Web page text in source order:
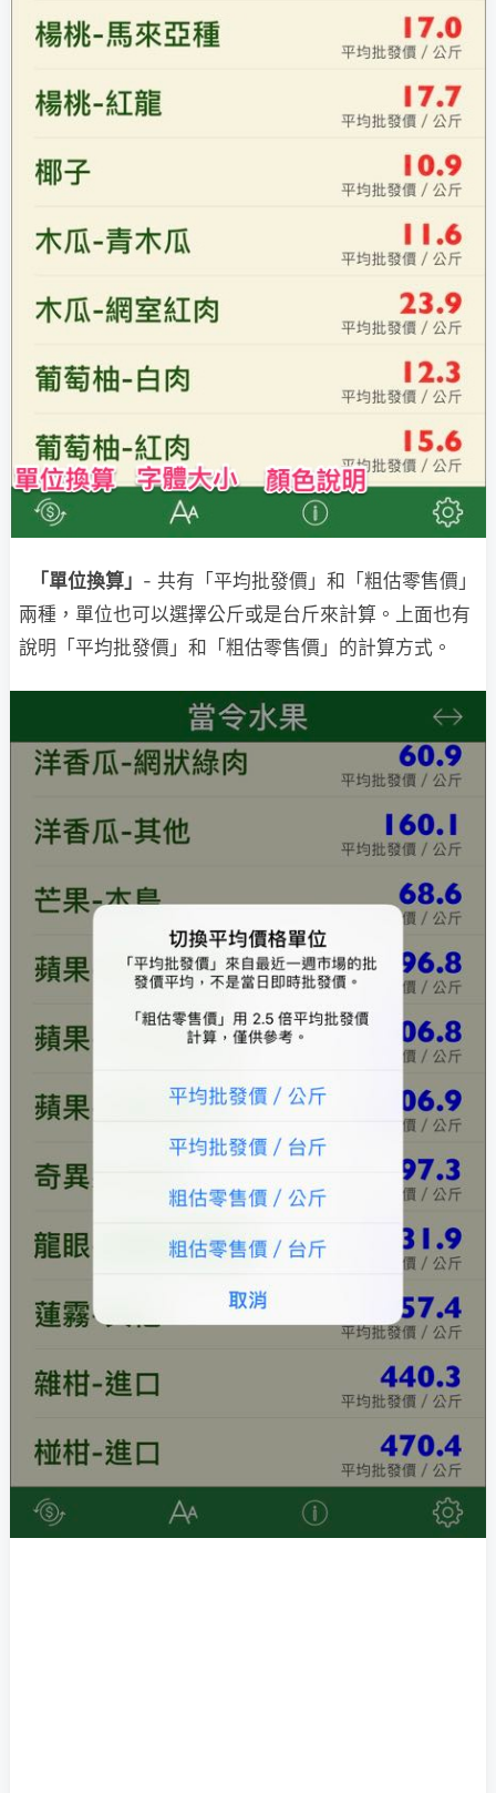
「單位換算」 - 共有「平均批發價」和「粗估零售價」
兩種，單位也可以選擇公斤或是台斤來計算。上面也有
說明「平均批發價」和「粗估零售價」的計算方式。